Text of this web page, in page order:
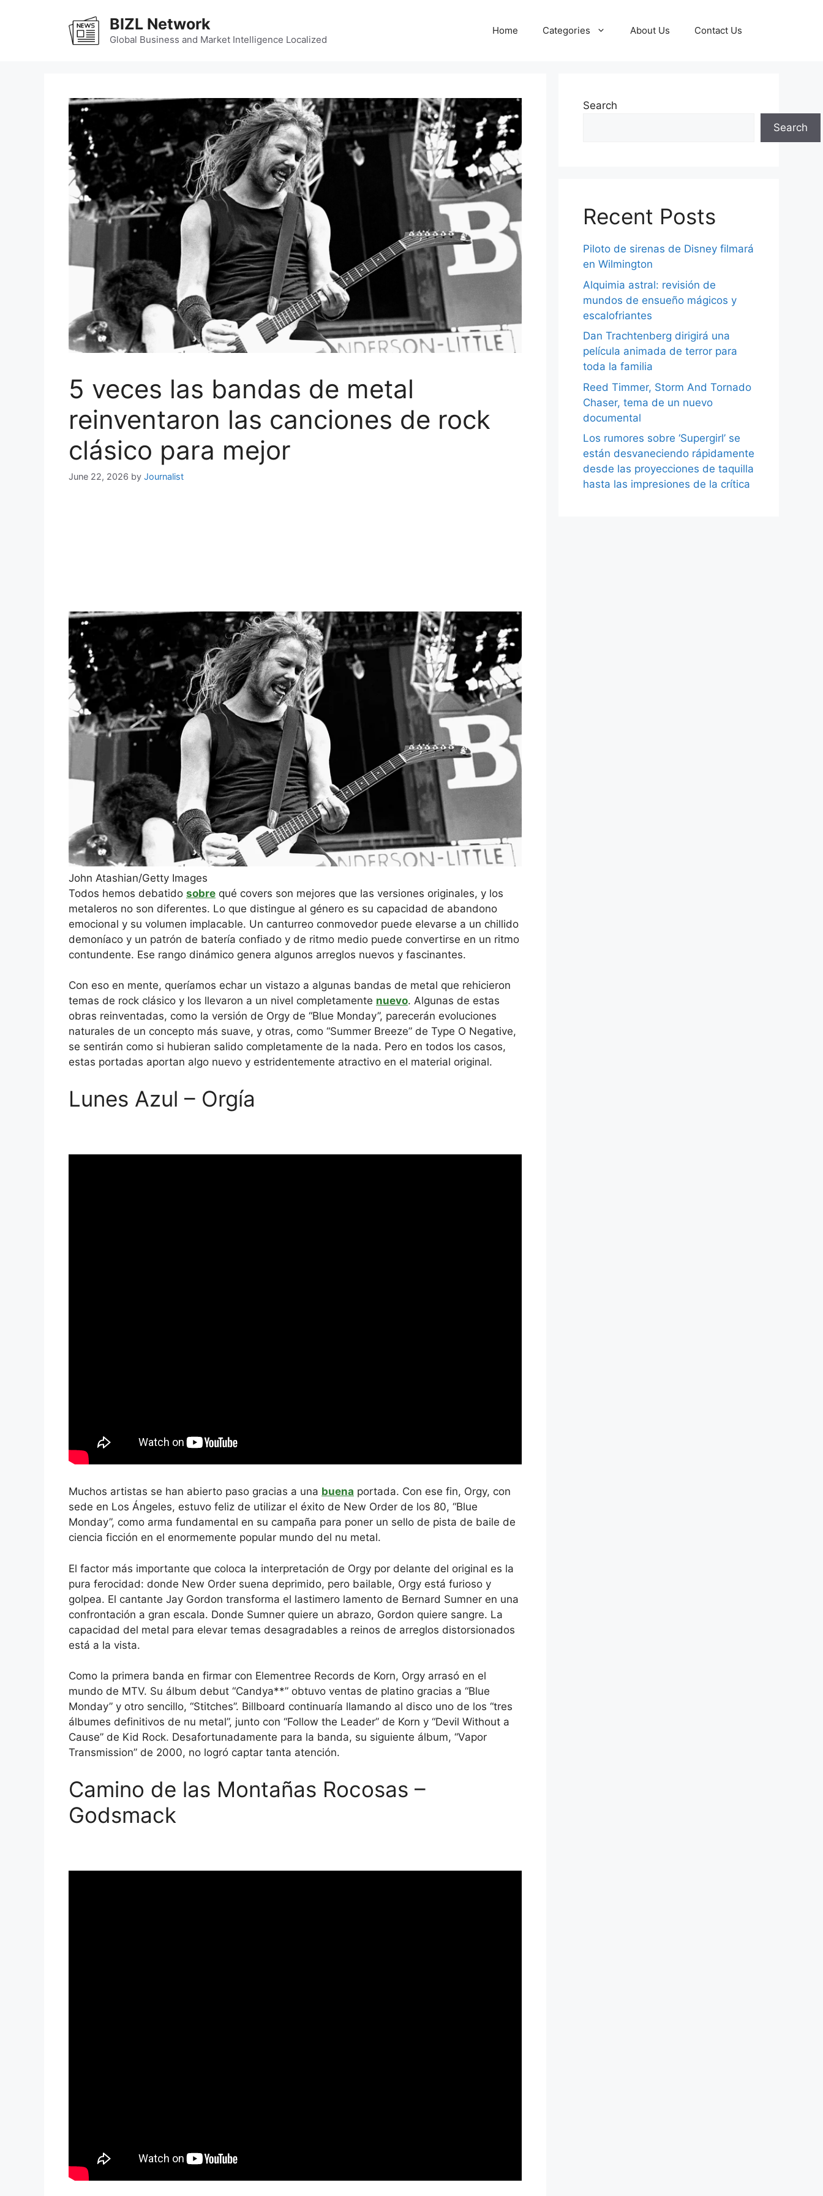
BIZL Network
Global Business and Market Intelligence Localized
Home Categories About Us Contact Us
5 veces las bandas de metal
reinventaron las canciones de rock
clásico para mejor
June 22, 2026 by Journalist
John Atashian/Getty Images
Todos hemos debatido sobre qué covers son mejores que las versiones originales, y los
metaleros no son diferentes. Lo que distingue al género es su capacidad de abandono
emocional y su volumen implacable. Un canturreo conmovedor puede elevarse a un chillido
demoníaco y un patrón de batería confiado y de ritmo medio puede convertirse en un ritmo
contundente. Ese rango dinámico genera algunos arreglos nuevos y fascinantes.
Con eso en mente, queríamos echar un vistazo a algunas bandas de metal que rehicieron
temas de rock clásico y los llevaron a un nivel completamente nuevo. Algunas de estas
obras reinventadas, como la versión de Orgy de “Blue Monday”, parecerán evoluciones
naturales de un concepto más suave, y otras, como “Summer Breeze” de Type O Negative,
se sentirán como si hubieran salido completamente de la nada. Pero en todos los casos,
estas portadas aportan algo nuevo y estridentemente atractivo en el material original.
Lunes Azul – Orgía
Muchos artistas se han abierto paso gracias a una buena portada. Con ese fin, Orgy, con
sede en Los Ángeles, estuvo feliz de utilizar el éxito de New Order de los 80, “Blue
Monday”, como arma fundamental en su campaña para poner un sello de pista de baile de
ciencia ficción en el enormemente popular mundo del nu metal.
El factor más importante que coloca la interpretación de Orgy por delante del original es la
pura ferocidad: donde New Order suena deprimido, pero bailable, Orgy está furioso y
golpea. El cantante Jay Gordon transforma el lastimero lamento de Bernard Sumner en una
confrontación a gran escala. Donde Sumner quiere un abrazo, Gordon quiere sangre. La
capacidad del metal para elevar temas desagradables a reinos de arreglos distorsionados
está a la vista.
Como la primera banda en firmar con Elementree Records de Korn, Orgy arrasó en el
mundo de MTV. Su álbum debut “Candya**” obtuvo ventas de platino gracias a “Blue
Monday” y otro sencillo, “Stitches”. Billboard continuaría llamando al disco uno de los “tres
álbumes definitivos de nu metal”, junto con “Follow the Leader” de Korn y “Devil Without a
Cause” de Kid Rock. Desafortunadamente para la banda, su siguiente álbum, “Vapor
Transmission” de 2000, no logró captar tanta atención.
Camino de las Montañas Rocosas –
Godsmack
Search
Search
Recent Posts
Piloto de sirenas de Disney filmará
en Wilmington
Alquimia astral: revisión de
mundos de ensueño mágicos y
escalofriantes
Dan Trachtenberg dirigirá una
película animada de terror para
toda la familia
Reed Timmer, Storm And Tornado
Chaser, tema de un nuevo
documental
Los rumores sobre ‘Supergirl’ se
están desvaneciendo rápidamente
desde las proyecciones de taquilla
hasta las impresiones de la crítica